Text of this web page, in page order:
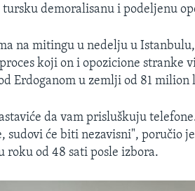
demoralisanu i podeljenu
na mitingu u nedelju u Istanbulu,
koji on i opozicione stranke
Erdoganom u zemlji od 81 milion
da vam prisluškuju
sudovi će biti nezavisni", poručio
roku od 48 sati posle izbora.